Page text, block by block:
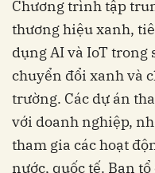
Chương trình tập
thương hiệu xanh,
dụng AI và IoT
chuyển đổi xanh và
trường. Các dự án
với doanh nghiệp,
tham gia các hoạt
nước, quốc tế. Ban